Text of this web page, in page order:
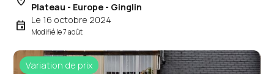
Plateau - Europe - Ginglin
event Le 16 octobre 2024
Modifié le 7 août
Variation de prix